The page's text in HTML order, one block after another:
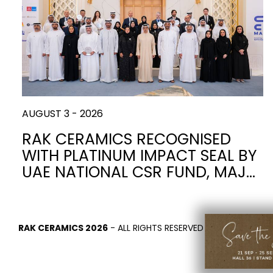
BRICKS MARMOR STEIN ZEMENT
ZEITGENÖSSISCHEMETALLISCH
TILE TECHNOLOGY
WASSERKLOSETTSWASCHBECKEN BIDETS BADEWANNEN
FLUSHING
SYSTEM
SPIEGEL UND
LICHTER
SEAT COVERS
AUGUST 3 - 2026
RAK CERAMICS RECOGNISED
WITH PLATINUM IMPACT SEAL BY
UAE NATIONAL CSR FUND, MAJ…
RAK CERAMICS 2026 - ALL RIGHTS RESERVED